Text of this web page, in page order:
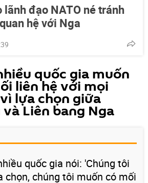
đạo NATO né tránh
hệ với Nga
quốc gia muốn
liên hệ với mọi
lựa chọn giữa
Liên bang Nga
quốc gia nói: 'Chúng tôi
chọn, chúng tôi muốn có mối